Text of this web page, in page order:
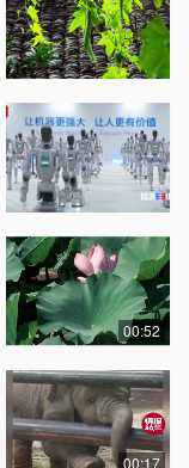
00:52
00:17